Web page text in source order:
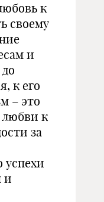
к
своему
и
к его
– это
любви к
за
успехи
и